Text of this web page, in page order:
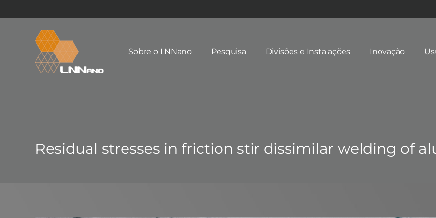
Sobre o LNNano Pesquisa Divisões e Instalações Inovação
Residual stresses in friction stir dissimilar welding of